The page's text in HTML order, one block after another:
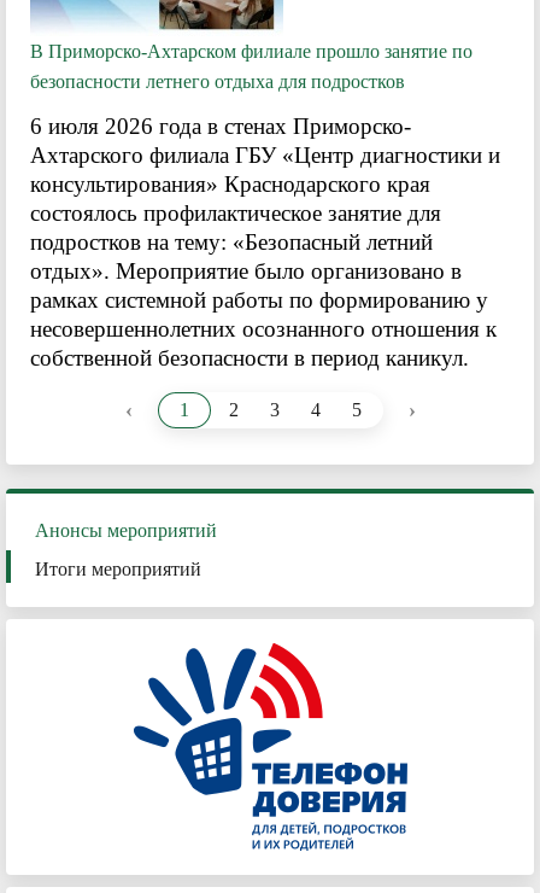
В Приморско-Ахтарском филиале прошло занятие по
безопасности летнего отдыха для подростков
6 июля 2026 года в стенах Приморско-
Ахтарского филиала ГБУ «Центр диагностики и
консультирования» Краснодарского края
состоялось профилактическое занятие для
подростков на тему: «Безопасный летний
отдых». Мероприятие было организовано в
рамках системной работы по формированию у
несовершеннолетних осознанного отношения к
собственной безопасности в период каникул.
‹ 1 2 3 4 5 ›
Анонсы мероприятий
Итоги мероприятий